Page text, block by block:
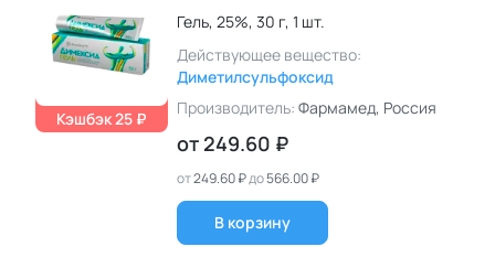
Кэшбэк 25 ₽
Гель, 25%, 30 г, 1 шт.
Действующее вещество:
Диметилсульфоксид
Производитель: Фармамед, Россия
от 249.60 ₽
от249.60 ₽до566.00 ₽
В корзину